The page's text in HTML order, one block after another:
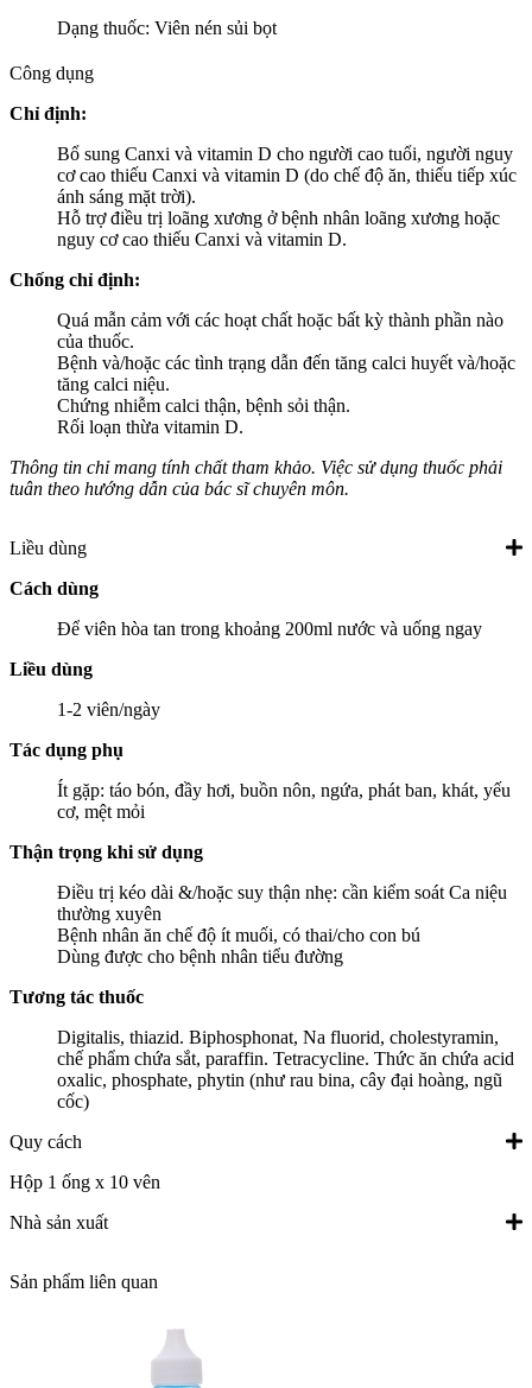
Dạng thuốc: Viên nén sủi bọt
Công dụng
Chỉ định:
Bổ sung Canxi và vitamin D cho người cao tuổi, người nguy
cơ cao thiếu Canxi và vitamin D (do chế độ ăn, thiếu tiếp xúc
ánh sáng mặt trời).
Hỗ trợ điều trị loãng xương ở bệnh nhân loãng xương hoặc
nguy cơ cao thiếu Canxi và vitamin D.
Chống chỉ định:
Quá mẫn cảm với các hoạt chất hoặc bất kỳ thành phần nào
của thuốc.
Bệnh và/hoặc các tình trạng dẫn đến tăng calci huyết và/hoặc
tăng calci niệu.
Chứng nhiễm calci thận, bệnh sỏi thận.
Rối loạn thừa vitamin D.
Thông tin chỉ mang tính chất tham khảo. Việc sử dụng thuốc phải
tuân theo hướng dẫn của bác sĩ chuyên môn.
Liều dùng
Cách dùng
Để viên hòa tan trong khoảng 200ml nước và uống ngay
Liều dùng
1-2 viên/ngày
Tác dụng phụ
Ít gặp: táo bón, đầy hơi, buồn nôn, ngứa, phát ban, khát, yếu
cơ, mệt mỏi
Thận trọng khi sử dụng
Điều trị kéo dài &/hoặc suy thận nhẹ: cần kiểm soát Ca niệu
thường xuyên
Bệnh nhân ăn chế độ ít muối, có thai/cho con bú
Dùng được cho bệnh nhân tiểu đường
Tương tác thuốc
Digitalis, thiazid. Biphosphonat, Na fluorid, cholestyramin,
chế phẩm chứa sắt, paraffin. Tetracycline. Thức ăn chứa acid
oxalic, phosphate, phytin (như rau bina, cây đại hoàng, ngũ
cốc)
Quy cách
Hộp 1 ống x 10 vên
Nhà sản xuất
Sản phẩm liên quan